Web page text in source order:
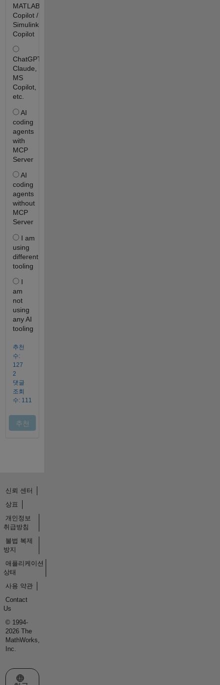
신뢰 센터
상표
개인정보
취급방침
불법 복제
방지
애플리케이션
상태
사용 약관
Contact
Us
© 1994-
2026 The
MathWorks,
Inc.
웹사이트 선택